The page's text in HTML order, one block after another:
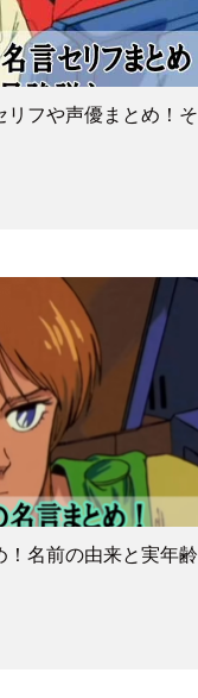
リフや声優まとめ！そ
！名前の由来と実年齢